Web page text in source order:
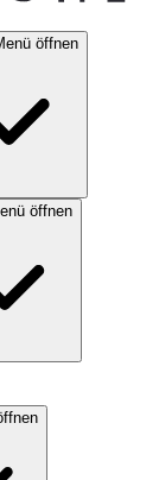
öffnen
öffnen